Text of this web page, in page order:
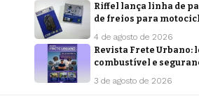
Riffel lança linha de
de freios para
4 de agosto de 2026
Revista Frete Urbano:
combustível e
3 de agosto de 2026